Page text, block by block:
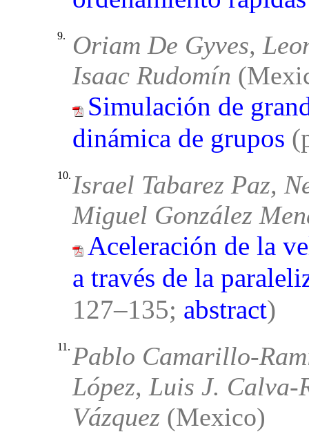
9.
Oriam De Gyves,
Isaac Rudomín
Simulación de
dinámica de grupos
10. Israel Tabarez Paz,
Miguel González
Aceleración de la
a través de la
127–135; abstract)
11. Pablo Camarillo-
López, Luis J. Calva-
Vázquez (Mexico)